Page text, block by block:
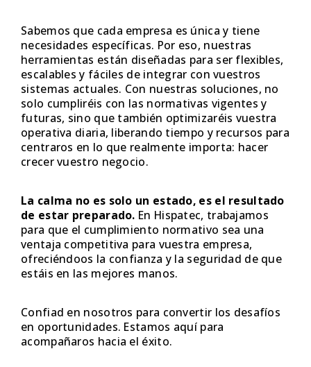
Sabemos que cada empresa es única y tiene
necesidades específicas. Por eso, nuestras
herramientas están diseñadas para ser flexibles,
escalables y fáciles de integrar con vuestros
sistemas actuales. Con nuestras soluciones, no
solo cumpliréis con las normativas vigentes y
futuras, sino que también optimizaréis vuestra
operativa diaria, liberando tiempo y recursos para
centraros en lo que realmente importa: hacer
crecer vuestro negocio.
La calma no es solo un estado, es el resultado
de estar preparado. En Hispatec, trabajamos
para que el cumplimiento normativo sea una
ventaja competitiva para vuestra empresa,
ofreciéndoos la confianza y la seguridad de que
estáis en las mejores manos.
Confiad en nosotros para convertir los desafíos
en oportunidades. Estamos aquí para
acompañaros hacia el éxito.